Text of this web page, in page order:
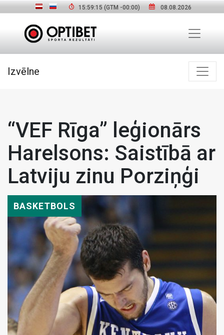
15:59:16 (GTM -00:00) 08.08.2026
Izvēlne
“VEF Rīga” leģionārs
Harelsons: Saistībā ar
Latviju zinu Porziņģi
BASKETBOLS